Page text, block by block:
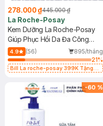
278.000 ₫445.000 ₫
La Roche-Posay
Kem Dưỡng La Roche-Posay
Giúp Phục Hồi Da Đa Công
Dụng 40ml
4.9 (56)
895/tháng
21%
Bill La roche-posay 399K Tặng
(SL có hạn)
-60 %